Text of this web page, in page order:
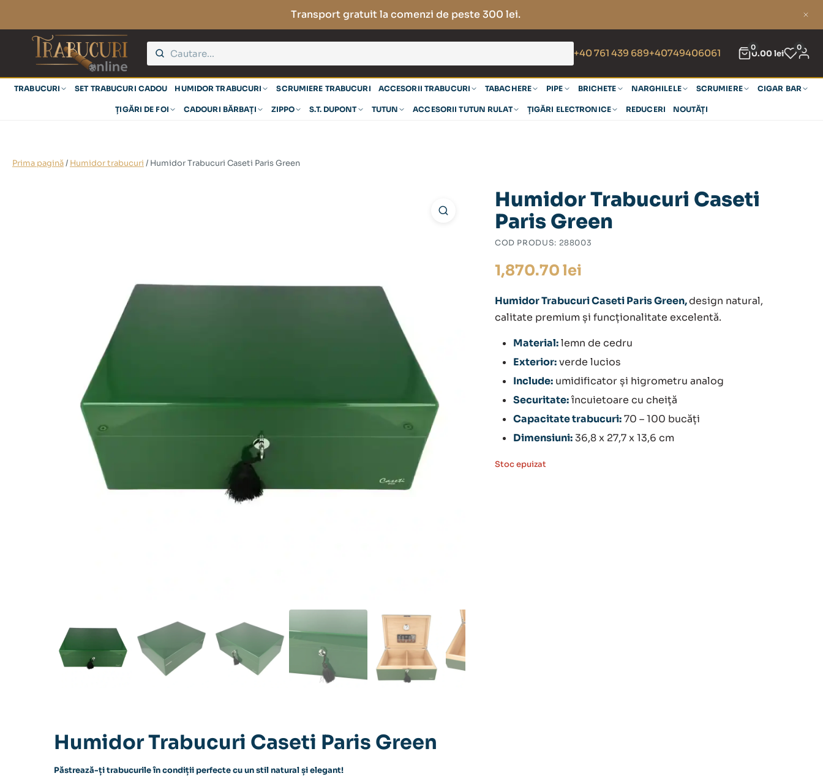
Transport gratuit la comenzi de peste 300 lei.
+40 761 439 689+40749406061 0
0.00lei
0
TRABUCURI SET TRABUCURI CADOU HUMIDOR TRABUCURI SCRUMIERE TRABUCURI ACCESORII TRABUCURI TABACHERE PIPE BRICHETE NARGHILELE SCRUMIERE CIGAR BAR
ȚIGĂRI DE FOI CADOURI BĂRBAȚI ZIPPO S.T. DUPONT TUTUN ACCESORII TUTUN RULAT ȚIGĂRI ELECTRONICE REDUCERI NOUTĂȚI
Prima pagină/ Humidor trabucuri / Humidor Trabucuri Caseti Paris Green
Humidor Trabucuri Caseti
Paris Green
COD PRODUS: 288003
1,870.70 lei
Humidor Trabucuri Caseti Paris Green,design natural,
calitate premium și funcționalitate excelentă.
Material:lemn de cedru
Exterior:verde lucios
Include: umidificator și higrometru analog
Securitate:încuietoare cu cheiță
Capacitate trabucuri:70 – 100 bucăți
Dimensiuni:36,8 x 27,7 x 13,6 cm
Stoc epuizat
Humidor Trabucuri Caseti Paris Green
Păstrează-ți trabucurile în condiții perfecte cu un stil natural și elegant!